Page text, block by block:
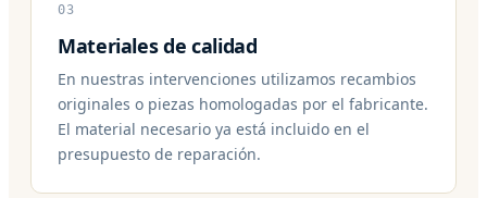
03
Materiales de calidad
En nuestras intervenciones utilizamos recambios
originales o piezas homologadas por el fabricante.
El material necesario ya está incluido en el
presupuesto de reparación.